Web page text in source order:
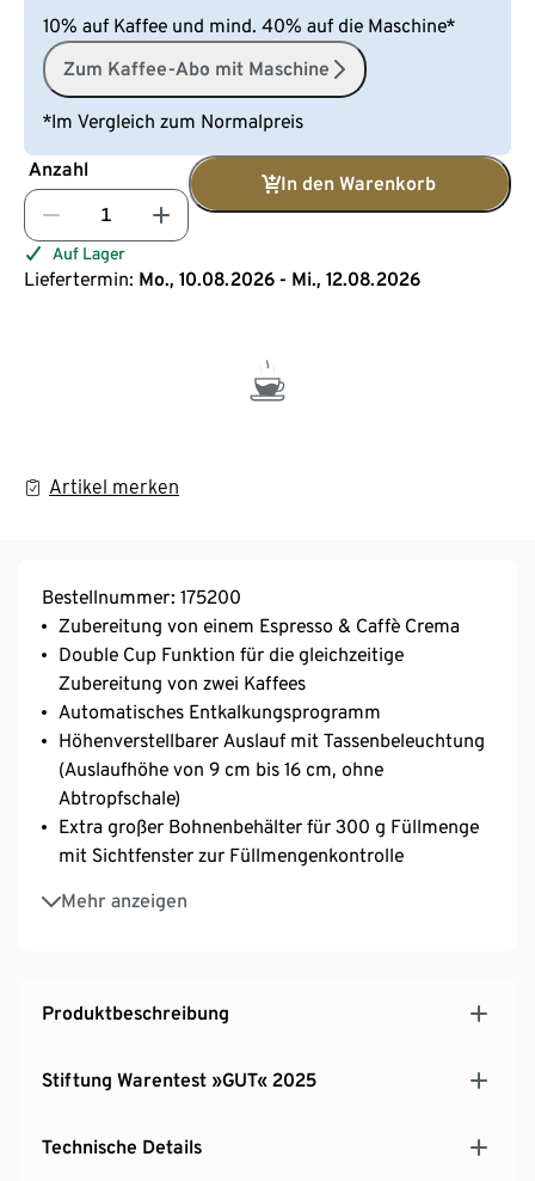
10% auf Kaffee und mind. 40% auf die Maschine*
Zum Kaffee-Abo mit Maschine
*Im Vergleich zum Normalpreis
Anzahl
In den Warenkorb
Auf Lager
Liefertermin: Mo., 10.08.2026 - Mi., 12.08.2026
Artikel merken
Bestellnummer: 175200
Zubereitung von einem Espresso & Caffè Crema
Double Cup Funktion für die gleichzeitige
Zubereitung von zwei Kaffees​
Automatisches Entkalkungsprogramm
Höhenverstellbarer Auslauf mit Tassenbeleuchtung
(Auslaufhöhe von 9 cm bis 16 cm, ohne
Abtropfschale)
Extra großer Bohnenbehälter für 300 g Füllmenge
mit Sichtfenster zur Füllmengenkontrolle
Mehr anzeigen
Programmierbare Getränkemenge von 25 bis 250
Küchenoberschränke
Platzsparendes Design: nur 18 cm breit
GRATIS Kaffee
Produktbeschreibung
Stiftung Warentest »GUT« 2025
Technische Details